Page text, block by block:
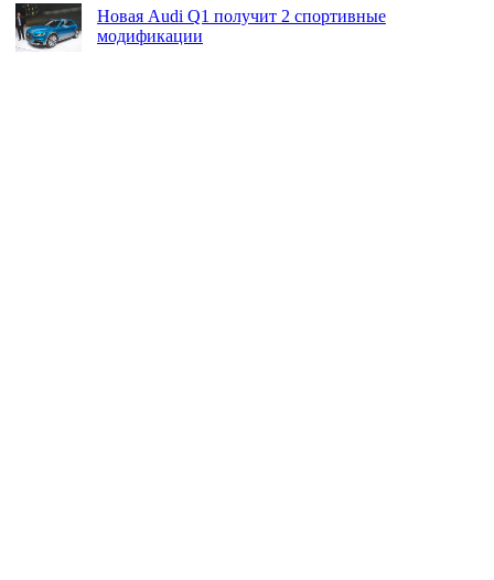
Новая Audi Q1 получит 2 спортивные
модификации